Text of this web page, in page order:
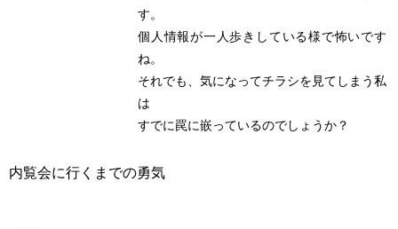
す。
個人情報が一人歩きしている様で怖いです
ね。
それでも、気になってチラシを見てしまう私
は
すでに罠に嵌っているのでしょうか？
内覧会に行くまでの勇気